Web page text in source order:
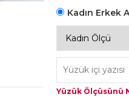
Kadın Erkek
Yüzük Ölçüsünü